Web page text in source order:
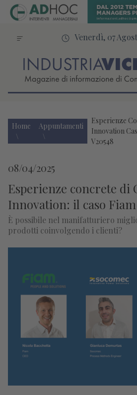
Venerdì, 07
Home Appuntamenti
Esperienze
Innovation
V20548
08/04/2025
Esperienze concrete di
Innovation: il caso
È possibile nel manifatturiero
prodotti coinvolgendo i clienti?